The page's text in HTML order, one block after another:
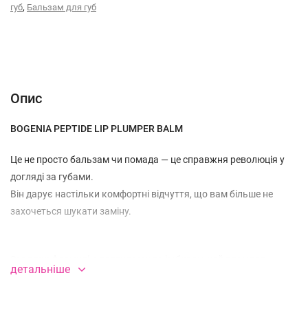
губ, Бальзам для губ
Опис
BOGENIA PEPTIDE LIP PLUMPER BALM⁣⁣⠀
⁣⁣Це не просто бальзам чи помада — це справжня революція у
догляді за губами.
Він дарує настільки комфортні відчуття, що вам більше не
захочеться шукати заміну.⁣⁣⠀
детальніше